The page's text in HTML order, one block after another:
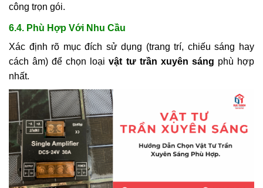
công trọn gói.
6.4. Phù Hợp Với Nhu Cầu
Xác định rõ mục đích sử dụng (trang trí, chiếu sáng hay
cách âm) để chọn loạivật tư trần xuyên sáng phù hợp
nhất.